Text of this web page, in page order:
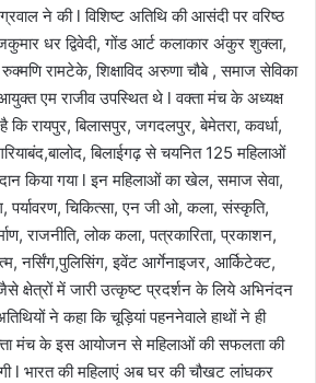
ने की l विशिष्ट अतिथि की आसंदी पर वरिष्ठ
धर द्विवेदी, गोंड आर्ट कलाकार अंकुर शुक्ला,
रामटेके, शिक्षाविद अरुणा चौबे , समाज सेविका
एम राजीव उपस्थित थे l वक्ता मंच के अध्यक्ष
कि रायपुर, बिलासपुर, जगदलपुर, बेमेतरा, कवर्धा,
बिलाईगढ़ से चयनित 125 महिलाओं
किया गया l इन महिलाओं का खेल, समाज सेवा,
पर्यावरण, चिकित्सा, एन जी ओ, कला, संस्कृति,
राजनीति, लोक कला, पत्रकारिता, प्रकाशन,
नर्सिंग,पुलिसिंग, इवेंट आर्गेनाइजर, आर्किटेक्ट,
जैसे क्षेत्रों में जारी उत्कृष्ट प्रदर्शन के लिये अभिनंदन
ने कहा कि चूड़ियां पहननेवाले हाथों ने ही
मंच के इस आयोजन से महिलाओं की सफलता की
l भारत की महिलाएं अब घर की चौखट लांघकर